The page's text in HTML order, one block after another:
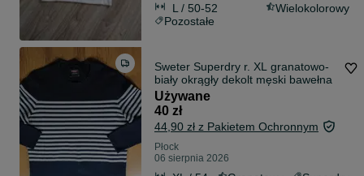
L / 50-52
Wielokolorowy
Pozostałe
Sweter Superdry r. XL granatowo-
biały okrągły dekolt męski bawełna
Używane
40 zł
44,90 zł z Pakietem Ochronnym
Płock
06 sierpnia 2026